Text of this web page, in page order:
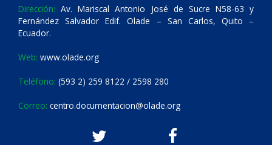
Dirección: Av. Mariscal Antonio José de Sucre N58-63 y
Fernández Salvador Edif. Olade – San Carlos, Quito –
Ecuador.
Web: www.olade.org
Teléfono: (593 2) 259 8122 / 2598 280
Correo: centro.documentacion@olade.org